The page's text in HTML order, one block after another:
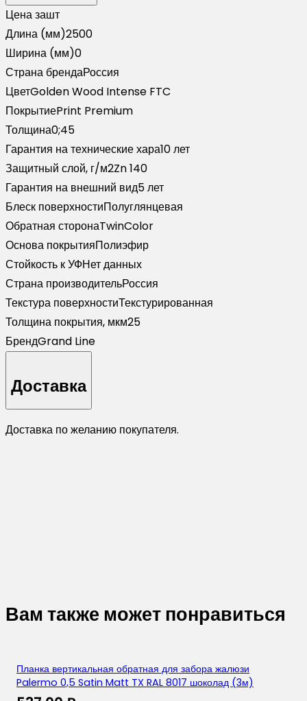
для
забора
жалюзи
Palermo
0,45
Print
Premium
Golden
Wood
Intense
FTC
(2,5м)
Цена зашт
Длина (мм)2500
Ширина (мм)0
Страна брендаРоссия
ЦветGolden Wood Intense FTC
ПокрытиеPrint Premium
Толщина0;45
Гарантия на технические хара10 лет
Защитный слой, г/м2Zn 140
Гарантия на внешний вид5 лет
Блеск поверхностиПолуглянцевая
Обратная сторонаTwinColor
Основа покрытияПолиэфир
Стойкость к УФНет данных
Страна производительРоссия
Текстура поверхностиТекстурированная
Толщина покрытия, мкм25
БрендGrand Line
Доставка
Доставка по желанию покупателя.
Вам также может понравиться
Планка вертикальная обратная для забора жалюзи
Palermo 0,5 Satin Matt TX RAL 8017 шоколад (3м)